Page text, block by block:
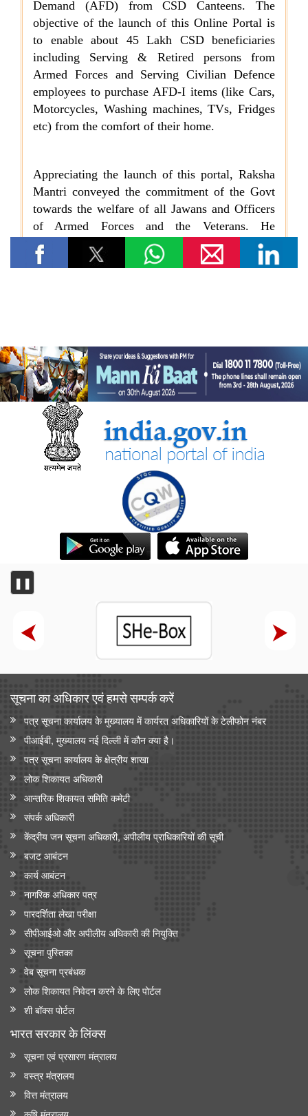
❚❚
सूचना का अधिकार एवं हमसे सम्‍पर्क करें
पत्र सूचना कार्यालय के मुख्यालय में कार्यरत अधिकारियों के टेलीफोन नंबर
पीआईबी, मुख्यालय नई दिल्ली में कौन क्या है।
पत्र सूचना कार्यालय के क्षेत्रीय शाखा
लोक शिकायत अधिकारी
आन्‍तरिक शिकायत समिति कमेटी
संपर्क अधिकारी
केंद्रीय जन सूचना अधिकारी, अपीलीय प्राधिकारियों की सूची
बजट आबंटन
कार्य आबंटन
नागरिक अधिकार पत्र
पारदर्शिता लेखा परीक्षा
सीपीआईओ और अपी‍लीय अधिकारी की नियुक्ति
सूचना पुस्तिका
वेब सूचना प्रबंधक
लोक शिकायत निवेदन करने के लिए पोर्टल
शी बॉक्स पोर्टल
भारत सरकार के लिंक्‍स
सूचना एवं प्रसारण मंत्रालय
वस्त्र मंत्रालय
वित्त मंत्रालय